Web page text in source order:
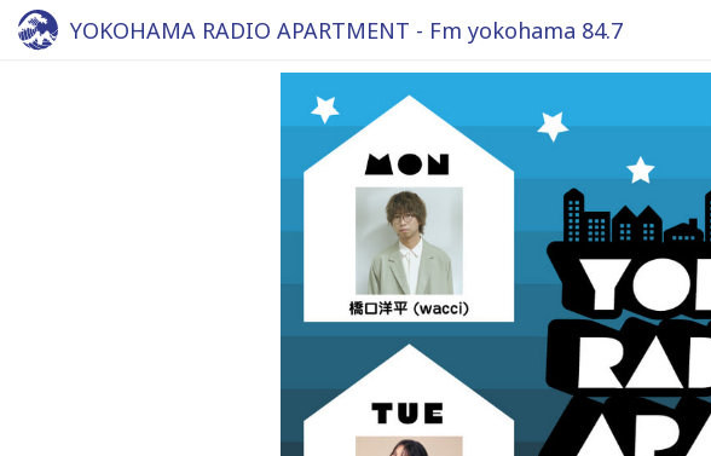
YOKOHAMA RADIO APARTMENT - Fm yokohama 84.7